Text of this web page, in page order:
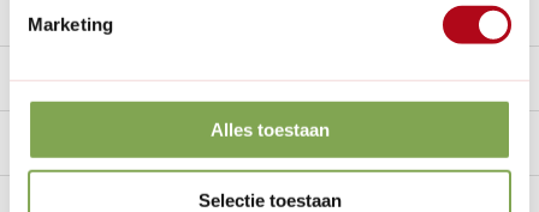
Marketing
Alles toestaan
Selectie toestaan
Reviews
Specificaties